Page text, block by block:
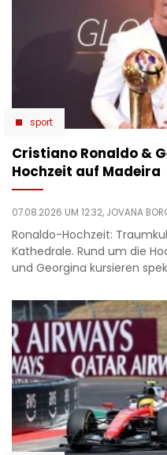
sport
Cristiano Ronaldo &
Hochzeit auf Madeira
07.08.2026 UM 12:32, JOVANA
Ronaldo-Hochzeit:
Kathedrale. Rund um die
und Georgina kursieren